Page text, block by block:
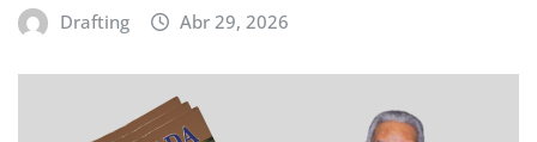
Drafting Abr 29, 2026